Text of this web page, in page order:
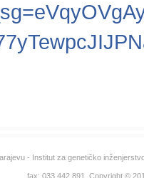
- Institut za genetičko
fax: 033 442 891. Copyright ©